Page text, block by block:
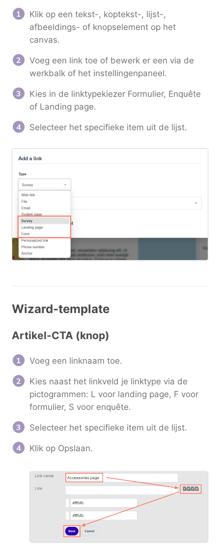
Klik op een tekst-, koptekst-, lijst-,
afbeeldings- of knopselement op het
canvas.
Voeg een link toe of bewerk er een via de
werkbalk of het instellingenpaneel.
Kies in de linktypekiezer Formulier, Enquête
of Landing page.
Selecteer het specifieke item uit de lijst.
Wizard-template
Artikel-CTA (knop)
Voeg een linknaam toe.
Kies naast het linkveld je linktype via de
pictogrammen: L voor landing page, F voor
formulier, S voor enquête.
Selecteer het specifieke item uit de lijst.
Klik op Opslaan.